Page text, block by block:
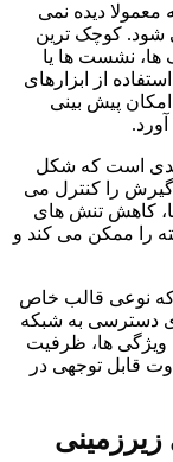
دیده نمی
شود. کوچک ترین
ها، نشست ها یا
از ابزارهای
پیش بینی
است که شکل
گیرش را کنترل می
کاهش تنش های
را ممکن می کند و
که نوعی قالب خاص
دسترسی به شبکه
ها، ظرفیت
قابل توجهی در